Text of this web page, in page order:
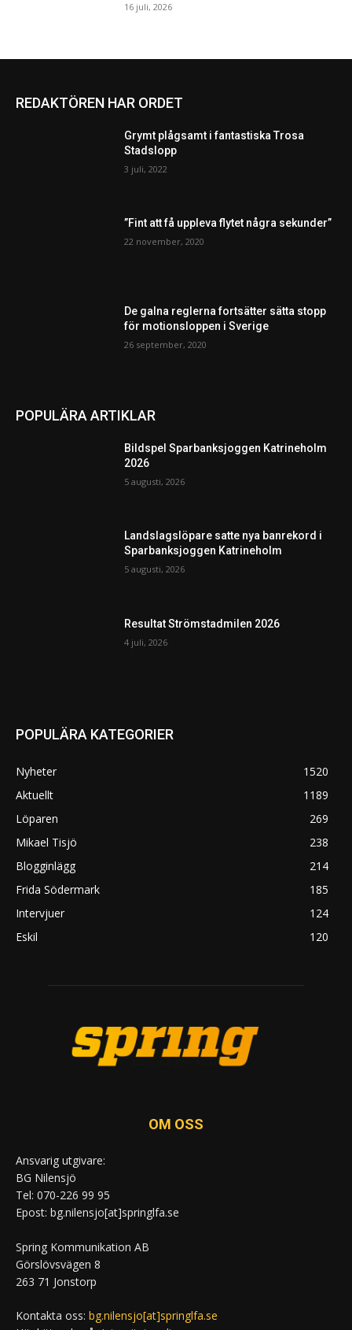
16 juli, 2026
REDAKTÖREN HAR ORDET
Grymt plågsamt i fantastiska Trosa
Stadslopp
3 juli, 2022
”Fint att få uppleva flytet några sekunder”
22 november, 2020
De galna reglerna fortsätter sätta stopp
för motionsloppen i Sverige
26 september, 2020
POPULÄRA ARTIKLAR
Bildspel Sparbanksjoggen Katrineholm
2026
5 augusti, 2026
Landslagslöpare satte nya banrekord i
Sparbanksjoggen Katrineholm
5 augusti, 2026
Resultat Strömstadmilen 2026
4 juli, 2026
POPULÄRA KATEGORIER
Nyheter
1520
Aktuellt
1189
Löparen
269
Mikael Tisjö
238
Blogginlägg
214
Frida Södermark
185
Intervjuer
124
Eskil
120
OM OSS
Ansvarig utgivare:
BG Nilensjö
Tel: 070-226 99 95
Epost: bg.nilensjo[at]springlfa.se
Spring Kommunikation AB
Görslövsvägen 8
263 71 Jonstorp
Kontakta oss: bg.nilensjo[at]springlfa.se